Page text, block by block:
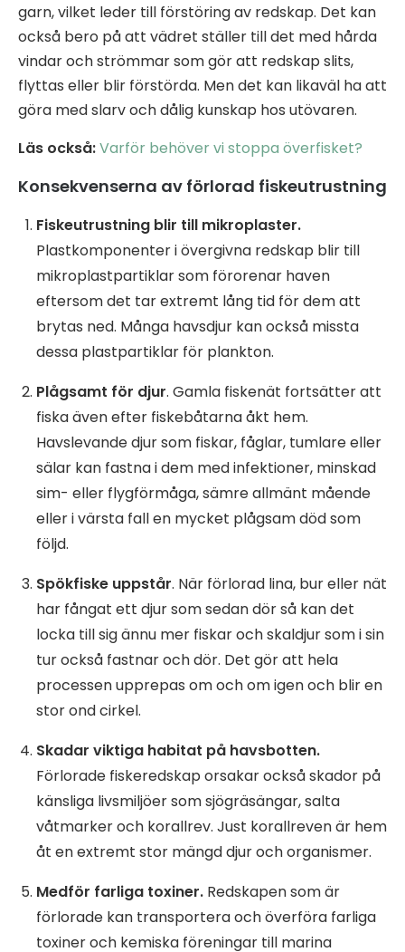
garn, vilket leder till förstöring av redskap. Det kan
också bero på att vädret ställer till det med hårda
vindar och strömmar som gör att redskap slits,
flyttas eller blir förstörda. Men det kan likaväl ha att
göra med slarv och dålig kunskap hos utövaren.
Läs också:Varför behöver vi stoppa överfisket?
Konsekvenserna av förlorad fiskeutrustning
Fiskeutrustning blir till mikroplaster.
Plastkomponenter i övergivna redskap blir till
mikroplastpartiklar som förorenar haven
eftersom det tar extremt lång tid för dem att
brytas ned. Många havsdjur kan också missta
dessa plastpartiklar för plankton.
Plågsamt för djur. Gamla fiskenät fortsätter att
fiska även efter fiskebåtarna åkt hem.
Havslevande djur som fiskar, fåglar, tumlare eller
sälar kan fastna i dem med infektioner, minskad
sim- eller flygförmåga, sämre allmänt mående
eller i värsta fall en mycket plågsam död som
följd.
Spökfiske uppstår. När förlorad lina, bur eller nät
har fångat ett djur som sedan dör så kan det
locka till sig ännu mer fiskar och skaldjur som i sin
tur också fastnar och dör. Det gör att hela
processen upprepas om och om igen och blir en
stor ond cirkel.
Skadar viktiga habitat på havsbotten.
Förlorade fiskeredskap orsakar också skador på
känsliga livsmiljöer som sjögräsängar, salta
våtmarker och korallrev. Just korallreven är hem
åt en extremt stor mängd djur och organismer.
Medför farliga toxiner. Redskapen som är
förlorade kan transportera och överföra farliga
toxiner och kemiska föreningar till marina